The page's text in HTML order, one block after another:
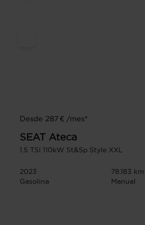
Desde 287 € /mes*
SEAT Ateca
1.5 TSI 110kW St&Sp Style XXL
2023
78.183 km
Gasolina
Manual